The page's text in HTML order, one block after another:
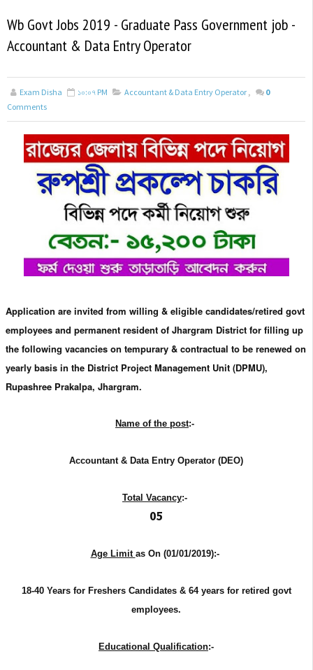
Wb Govt Jobs 2019 - Graduate Pass Government job -
Accountant & Data Entry Operator
Exam Disha ১০:০৭ PM Accountant & Data Entry Operator ,
0
Comments
Application are invited from willing & eligible candidates/retired govt
employees and permanent resident of Jhargram District for filling up
the following vacancies on tempurary & contractual to be renewed on
yearly basis in the District Project Management Unit (DPMU),
Rupashree Prakalpa, Jhargram.
Name of the post:-
Accountant & Data Entry Operator (DEO)
Total Vacancy:-
05
Age Limit as On (01/01/2019):-
18-40 Years for Freshers Candidates & 64 years for retired govt
employees.
Educational Qualification:-